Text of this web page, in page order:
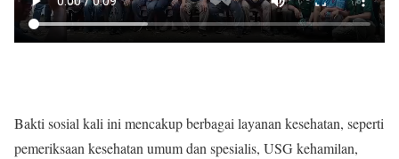
Bakti sosial kali ini mencakup berbagai layanan kesehatan, seperti
pemeriksaan kesehatan umum dan spesialis, USG kehamilan,